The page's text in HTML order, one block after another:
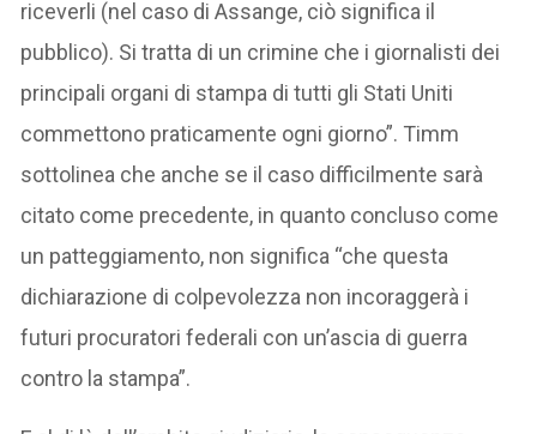
riceverli (nel caso di Assange, ciò significa il
pubblico). Si tratta di un crimine che i giornalisti dei
principali organi di stampa di tutti gli Stati Uniti
commettono praticamente ogni giorno”. Timm
sottolinea che anche se il caso difficilmente sarà
citato come precedente, in quanto concluso come
un patteggiamento, non significa “che questa
dichiarazione di colpevolezza non incoraggerà i
futuri procuratori federali con un’ascia di guerra
contro la stampa”.